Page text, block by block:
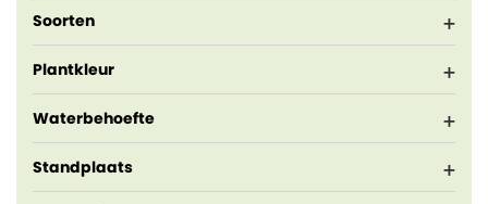
Soorten
Plantkleur
Waterbehoefte
Standplaats